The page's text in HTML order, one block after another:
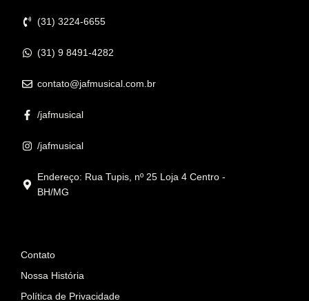
(31) 3224-6655
(31) 9 8491-4282
contato@jafmusical.com.br
/jafmusical
/jafmusical
Endereço: Rua Tupis, nº 25 Loja 4 Centro -
BH/MG
Contato
Nossa História
Política de Privacidade